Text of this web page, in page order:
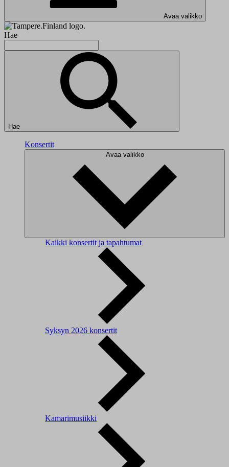
Avaa valikko
Hae
Hae
Konsertit
Avaa valikko
Kaikki konsertit ja tapahtumat
Syksyn 2026 konsertit
Kamarimusiikki